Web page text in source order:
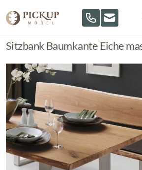
Sitzbank Baumkante Eiche